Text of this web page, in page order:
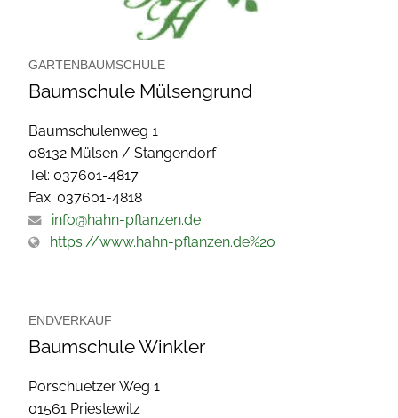
GARTENBAUMSCHULE
Baumschule Mülsengrund
Baumschulenweg 1
08132 Mülsen / Stangendorf
Tel: 037601-4817
Fax: 037601-4818
info@hahn-pflanzen.de
https://www.hahn-pflanzen.de%20
ENDVERKAUF
Baumschule Winkler
Porschuetzer Weg 1
01561 Priestewitz